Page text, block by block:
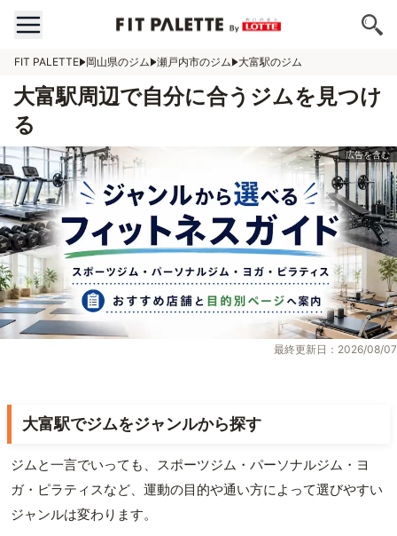
FIT PALETTE 岡山県のジム 瀬戸内市のジム 大富駅のジム
大富駅周辺で自分に合うジムを見つけ
る
最終更新日：2026/08/07
大富駅でジムをジャンルから探す
ジムと一言でいっても、スポーツジム・パーソナルジム・ヨ
ガ・ピラティスなど、運動の目的や通い方によって選びやすい
ジャンルは変わります。